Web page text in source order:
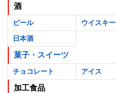
酒
ビール ウイスキー
日本酒
菓子・スイーツ
チョコレート アイス
加工食品